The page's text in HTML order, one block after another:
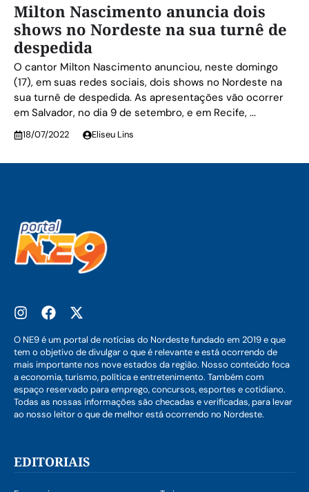
Milton Nascimento anuncia dois
shows no Nordeste na sua turnê de
despedida
O cantor Milton Nascimento anunciou, neste domingo
(17), em suas redes sociais, dois shows no Nordeste na
sua turnê de despedida. As apresentações vão ocorrer
em Salvador, no dia 9 de setembro, e em Recife, ...
18/07/2022 Eliseu Lins
O NE9 é um portal de notícias do Nordeste fundado em 2019 e que
tem o objetivo de divulgar o que é relevante e está ocorrendo de
mais importante nos nove estados da região. Nosso conteúdo foca
a economia, turismo, política e entretenimento. Também com
espaço reservado para emprego, concursos, esportes e cotidiano.
Todas as nossas informações são checadas e verificadas, para levar
ao nosso leitor o que de melhor está ocorrendo no Nordeste.
EDITORIAIS